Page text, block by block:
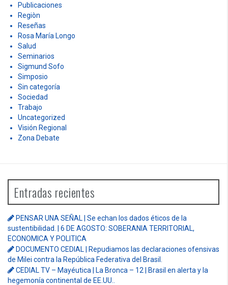
Publicaciones
Regiòn
Reseñas
Rosa María Longo
Salud
Seminarios
Sigmund Sofo
Simposio
Sin categoría
Sociedad
Trabajo
Uncategorized
Visión Regional
Zona Debate
Entradas recientes
PENSAR UNA SEÑAL | Se echan los dados éticos de la
sustentibilidad. | 6 DE AGOSTO: SOBERANIA TERRITORIAL,
ECONOMICA Y POLITICA
DOCUMENTO CEDIAL | Repudiamos las declaraciones ofensivas
de Milei contra la República Federativa del Brasil.
CEDIAL TV – Mayéutica | La Bronca – 12 | Brasil en alerta y la
hegemonía continental de EE.UU..